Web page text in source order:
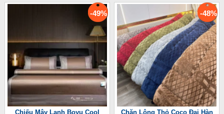
-49%
Chiếu Mây Lạnh Boyu Cool
-48%
Chăn Lông Thỏ Coco Đại Hàn